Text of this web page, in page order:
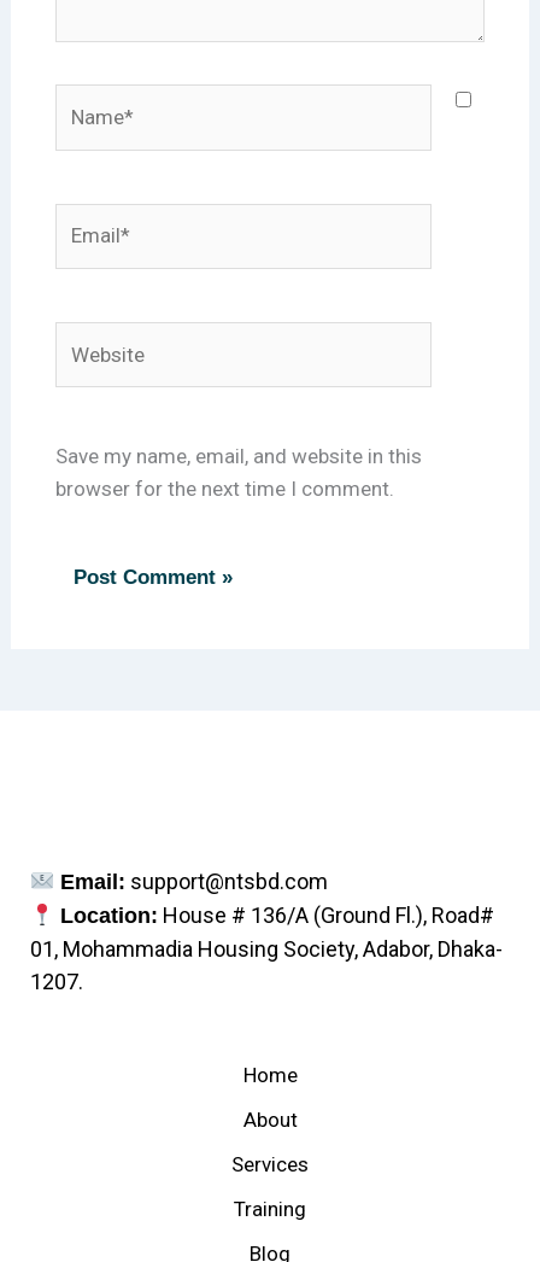
Save my name, email, and website in this
browser for the next time I comment.
Email: support@ntsbd.com
Location: House # 136/A (Ground Fl.), Road#
01, Mohammadia Housing Society, Adabor, Dhaka-
1207.
Home
About
Services
Training
Blog